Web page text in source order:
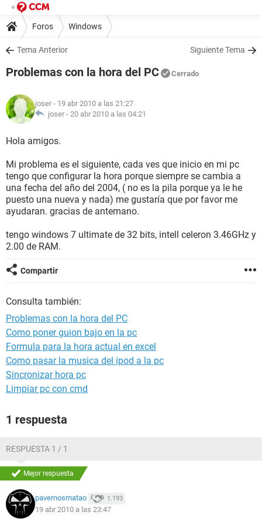
Foros Windows
Tema Anterior Siguiente Tema
Problemas con la hora del PC Cerrado
joser - 19 abr 2010 a las 21:27
joser - 20 abr 2010 a las 04:21
Hola amigos.
Mi problema es el siguiente, cada ves que inicio en mi pc
tengo que configurar la hora porque siempre se cambia a
una fecha del año del 2004, ( no es la pila porque ya le he
puesto una nueva y nada) me gustaría que por favor me
ayudaran. gracias de antemano.
tengo windows 7 ultimate de 32 bits, intell celeron 3.46GHz y
2.00 de RAM.
Compartir
Consulta también:
Problemas con la hora del PC
Como poner guion bajo en la pc
Formula para la hora actual en excel
Como pasar la musica del ipod a la pc
Sincronizar hora pc
Limpiar pc con cmd
1 respuesta
RESPUESTA 1 / 1
Mejor respuesta
pavernosmatao 1.193
19 abr 2010 a las 23:47